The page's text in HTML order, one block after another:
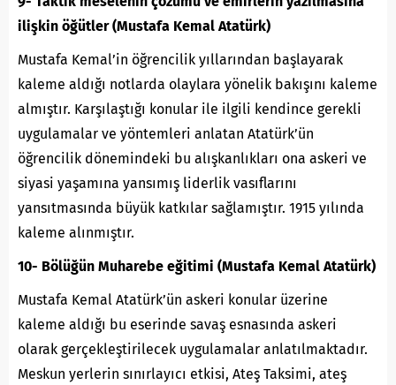
ilişkin öğütler (Mustafa Kemal Atatürk)
Mustafa Kemal’in öğrencilik yıllarından başlayarak
kaleme aldığı notlarda olaylara yönelik bakışını kaleme
almıştır. Karşılaştığı konular ile ilgili kendince gerekli
uygulamalar ve yöntemleri anlatan Atatürk’ün
öğrencilik dönemindeki bu alışkanlıkları ona askeri ve
siyasi yaşamına yansımış liderlik vasıflarını
yansıtmasında büyük katkılar sağlamıştır. 1915 yılında
kaleme alınmıştır.
10- Bölüğün Muharebe eğitimi (Mustafa Kemal Atatürk)
Mustafa Kemal Atatürk’ün askeri konular üzerine
kaleme aldığı bu eserinde savaş esnasında askeri
olarak gerçekleştirilecek uygulamalar anlatılmaktadır.
Meskun yerlerin sınırlayıcı etkisi, Ateş Taksimi, ateş